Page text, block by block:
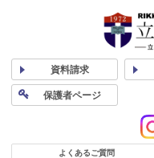
資料請求
保護者ページ
よくあるご質問